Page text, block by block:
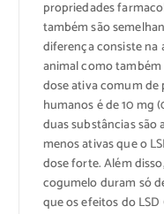
propriedades
também são
diferença consiste
animal como
dose ativa comum
humanos é de 10 mg
duas substâncias são
menos ativas que o
dose forte. Além
cogumelo duram só
que os efeitos do